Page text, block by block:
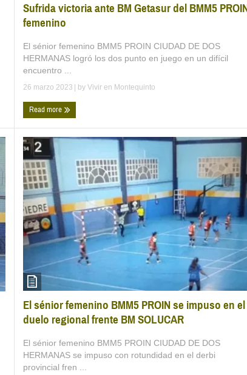
Sufrida victoria ante BM Getasur del BMM5
femenino
El sénior femenino BMM5 PROIN CIUDAD DE DOS
HERMANAS logró los dos punto en juego en un difícil
encuentro ...
26 marzo 2023 | by Vivir en Montequinto
Read more
El sénior femenino BMM5 PROIN se impuso en el
duelo regional frente BM SOLUCAR
El sénior femenino BMM5 PROIN CIUDAD DE DOS
HERMANAS se impuso con rotundidad en el derbi
provincial fren ...